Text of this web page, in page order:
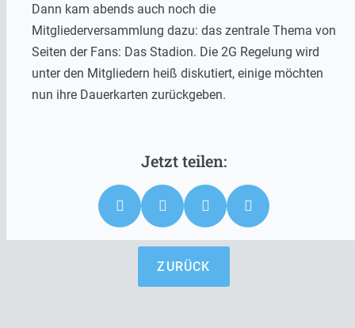
Dann kam abends auch noch die
Mitgliederversammlung dazu: das zentrale Thema von
Seiten der Fans: Das Stadion. Die 2G Regelung wird
unter den Mitgliedern heiß diskutiert, einige möchten
nun ihre Dauerkarten zurückgeben.
ZURÜCK